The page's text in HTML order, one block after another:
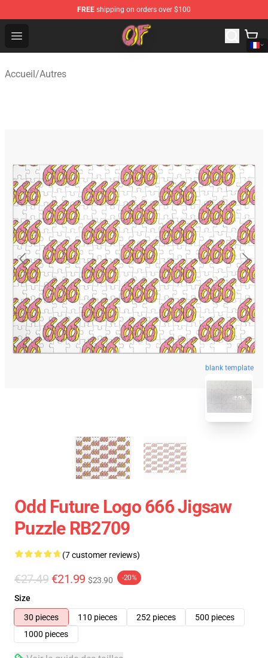
FREE shipping on orders over $100
Open menu
Odd Future Shop - Official Odd Future Merchandise Store
Accueil/Autres
blank template
Odd Future Logo 666 Jigsaw
Puzzle RB2709
(7 customer reviews)
€27.49 €21.99 $23.90 -20%
Size
30 pieces
110 pieces 252 pieces
500 pieces
1000 pieces